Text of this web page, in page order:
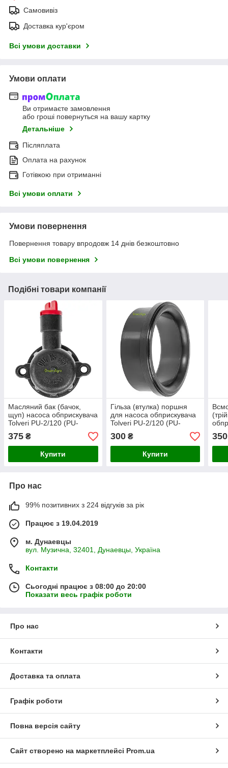
Самовивіз
Доставка кур'єром
Всі умови доставки
Умови оплати
Ви отримаєте замовлення
або гроші повернуться на вашу картку
Детальніше
Післяплата
Оплата на рахунок
Готівкою при отриманні
Всі умови оплати
Умови повернення
Повернення товару впродовж 14 днів безкоштовно
Всі умови повернення
Подібні товари компанії
Масляний бак (бачок,
щуп) насоса обприскувача
Tolveri PU-2/120 (PU-
2/120-23) Польща
375 ₴
Купити
Гільза (втулка) поршня
для насоса обприскувача
Tolveri PU-2/120 (PU-
2/120-17) Польща
300₴
Купити
2/
350
Про нас
99% позитивних з 224 відгуків за рік
Працює з 19.04.2019
м. Дунаевцы
вул. Музична, 32401, Дунаевцы, Україна
Контакти
Сьогодні працює з 08:00 до 20:00
Показати весь графік роботи
Про нас
Контакти
Доставка та оплата
Графік роботи
Повна версія сайту
Сайт створено на маркетплейсі Prom.ua